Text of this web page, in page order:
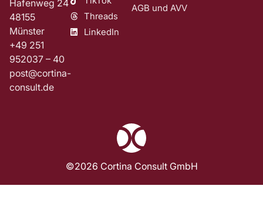
Hafenweg 24
48155
Münster
+49 251
952037 – 40
post@cortina-
consult.de
Threads
LinkedIn
AGB und AVV
©2026 Cortina Consult GmbH